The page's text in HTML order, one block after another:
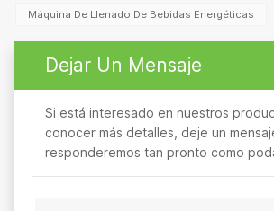
Máquina De Llenado De Bebidas Energéticas
Dejar Un Mensaje
Si está interesado en nuestros
conocer más detalles, deje un
responderemos tan pronto como